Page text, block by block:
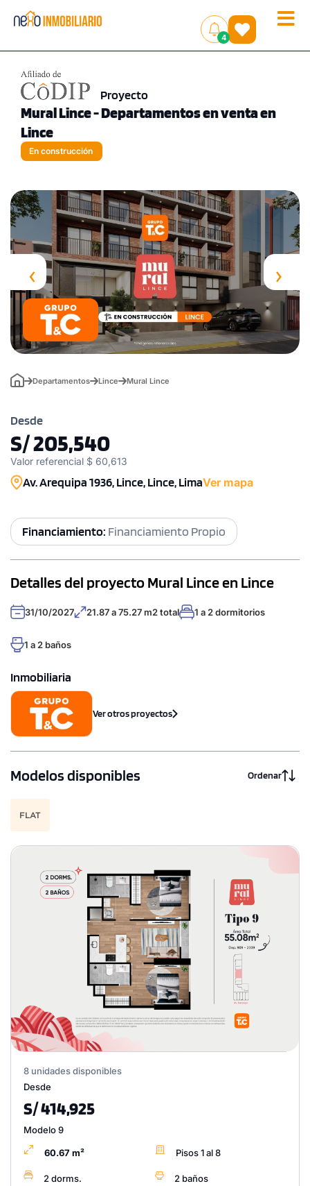
Toggle
4
()
Proyecto
Mural Lince - Departamentos en venta en
Lince
En construcción
‹ ›
Departamentos Lince Mural Lince
Desde
S/ 205,540
Valor referencial $ 60,613
Av. Arequipa 1936, Lince, Lince, LimaVer mapa
Financiamiento: Financiamiento Propio
Detalles del proyecto Mural Lince en Lince
31/10/2027 21.87 a 75.27 m2 total 1 a 2 dormitorios
1 a 2 baños
Inmobiliaria
Ver otros proyectos
Modelos disponibles Ordenar
FLAT
8 unidades disponibles
Desde
S/ 414,925
Modelo 9
60.67 m² Pisos 1 al 8
2 dorms. 2 baños